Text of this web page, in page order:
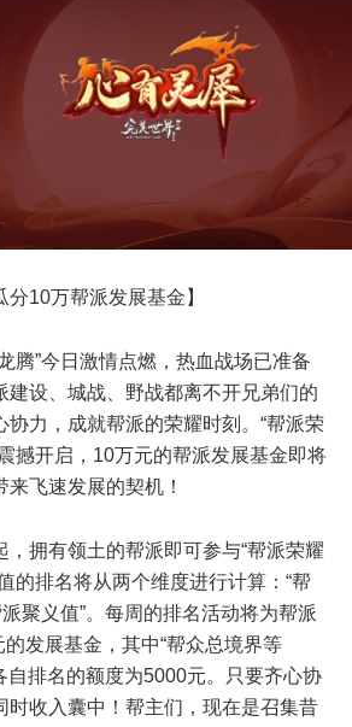
分10万帮派发展基金】
腾”今日激情点燃，热血战场已准备
建设、城战、野战都离不开兄弟们的
协力，成就帮派的荣耀时刻。“帮派荣
撼开启，10万元的帮派发展基金即将
飞速发展的契机！
，拥有领土的帮派即可参与“帮派荣耀
的排名将从两个维度进行计算：“帮
聚义值”。每周的排名活动将为帮派
发展基金，其中“帮众总境界等
自排名的额度为5000元。只要齐心协
时收入囊中！帮主们，现在是召集昔